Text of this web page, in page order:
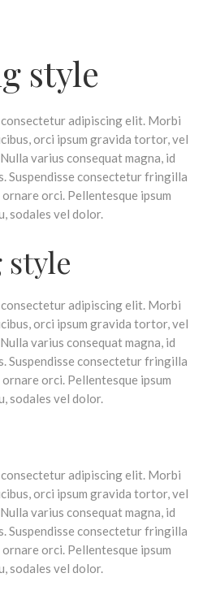
style
adipiscing elit. Morbi
orci ipsum gravida tortor, vel
varius consequat magna, id
Suspendisse consectetur fringilla
ornare orci. Pellentesque ipsum
sodales vel dolor.
style
adipiscing elit. Morbi
orci ipsum gravida tortor, vel
varius consequat magna, id
Suspendisse consectetur fringilla
ornare orci. Pellentesque ipsum
sodales vel dolor.
adipiscing elit. Morbi
orci ipsum gravida tortor, vel
varius consequat magna, id
Suspendisse consectetur fringilla
ornare orci. Pellentesque ipsum
sodales vel dolor.